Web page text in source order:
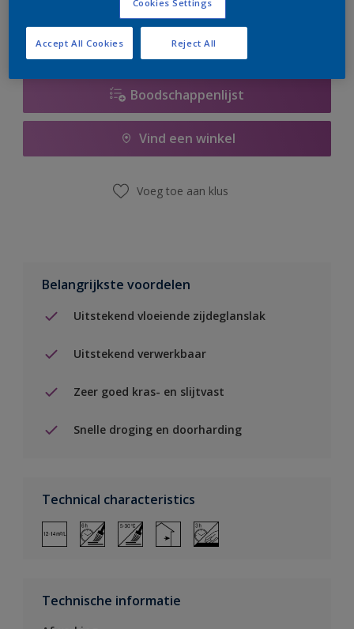
Boodschappenlijst
Vind een winkel
Voeg toe aan klus
Belangrijkste voordelen
Uitstekend vloeiende zijdeglanslak
Uitstekend verwerkbaar
Zeer goed kras- en slijtvast
Snelle droging en doorharding
Technical characteristics
Technische informatie
Cookies Settings
Reject All
Accept All Cookies